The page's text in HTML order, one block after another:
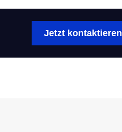
Jetzt kontaktieren